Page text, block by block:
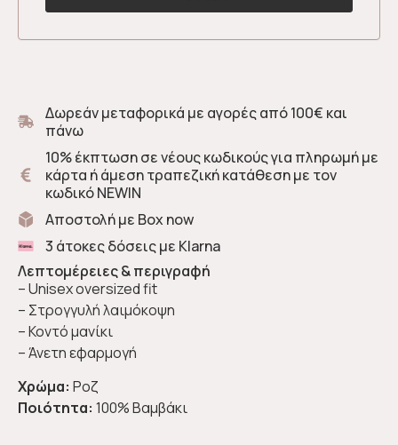
Δωρεάν μεταφορικά με αγορές από 100€ και
πάνω
10% έκπτωση σε νέους κωδικούς για πληρωμή με
κάρτα ή άμεση τραπεζική κατάθεση με τον
κωδικό NEWIN
Αποστολή με Box now
3 άτοκες δόσεις με Klarna
Λεπτομέρειες & περιγραφή
– Unisex oversized fit
– Στρογγυλή λαιμόκοψη
– Κοντό μανίκι
– Άνετη εφαρμογή
Χρώμα: Ροζ
Ποιότητα: 100% Βαμβάκι